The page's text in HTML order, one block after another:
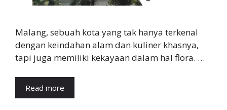
Malang, sebuah kota yang tak hanya terkenal
dengan keindahan alam dan kuliner khasnya,
tapi juga memiliki kekayaan dalam hal flora. …
Read more